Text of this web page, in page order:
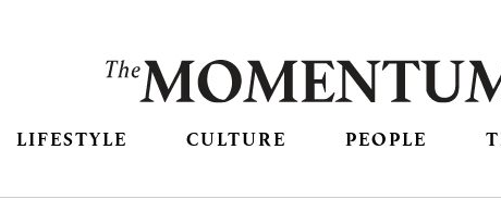
LIFESTYLE CULTURE PEOPLE